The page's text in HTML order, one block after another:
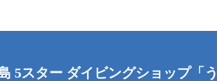
5スター ダイビングショップ「